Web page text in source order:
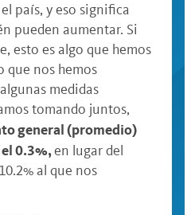
país, y eso significa
pueden aumentar. Si
esto es algo que hemos
que nos hemos
medidas
tomando juntos,
general (promedio)
0.3%,en lugar del
al que nos